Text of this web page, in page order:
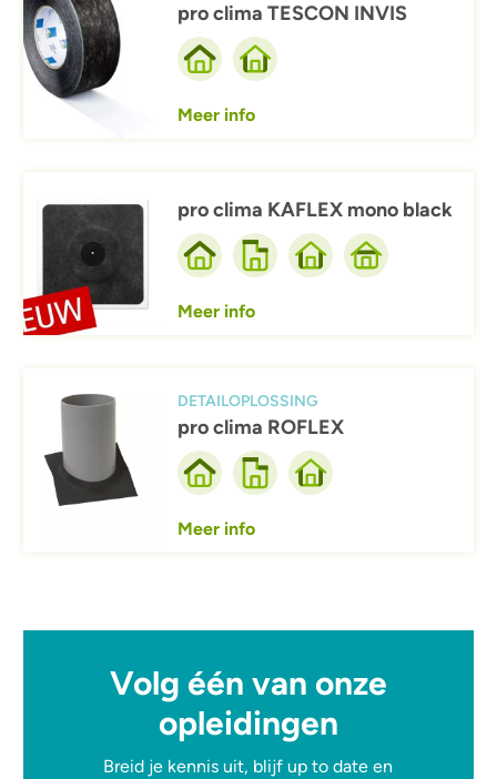
pro clima TESCON INVIS
Meer info
pro clima KAFLEX mono black
Meer info
DETAILOPLOSSING
pro clima ROFLEX
Meer info
Volg één van onze
opleidingen
Breid je kennis uit, blijf up to date en